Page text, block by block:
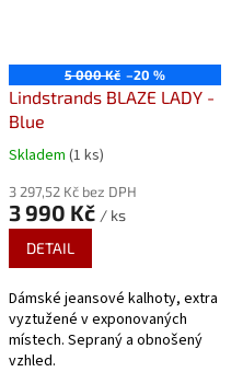
5 000 Kč –20 %
Lindstrands BLAZE LADY -
Blue
Skladem (1 ks)
3 297,52 Kč bez DPH
3 990 Kč / ks
DETAIL
Dámské jeansové kalhoty, extra
vyztužené v exponovaných
místech. Sepraný a obnošený
vzhled.